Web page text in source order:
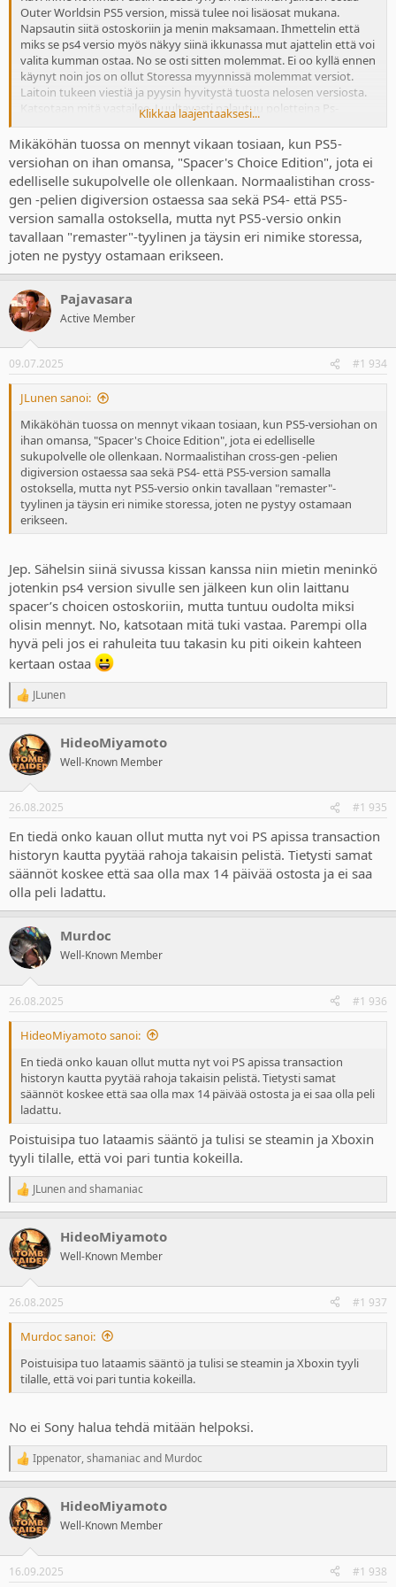
Outer Worldsin PS5 version, missä tulee noi lisäosat mukana.
Napsautin siitä ostoskoriin ja menin maksamaan. Ihmettelin että
miks se ps4 versio myös näkyy siinä ikkunassa mut ajattelin että voi
valita kumman ostaa. No se osti sitten molemmat. Ei oo kyllä ennen
käynyt noin jos on ollut Storessa myynnissä molemmat versiot.
Laitoin tukeen viestiä ja pyysin hyvitystä tuosta nelosen versiosta.
Katsotaan mitä vastailee. Luultavasti palautuu poletteina Ps-
lompakkoon jos palautuu, mutta onpahan sitten säästössä siellä
seuraavaa ostoa varten. Periaatteessa luulis onnistuvan kun en
ladannut kun sen vitosen version. Täytyy olla tarkkaavaisempi
jatkossa mitä nappeja painelee.
Klikkaa laajentaaksesi...
Mikäköhän tuossa on mennyt vikaan tosiaan, kun PS5-
versiohan on ihan omansa, "Spacer's Choice Edition", jota ei
edelliselle sukupolvelle ole ollenkaan. Normaalistihan cross-
gen -pelien digiversion ostaessa saa sekä PS4- että PS5-
version samalla ostoksella, mutta nyt PS5-versio onkin
tavallaan "remaster"-tyylinen ja täysin eri nimike storessa,
joten ne pystyy ostamaan erikseen.
Pajavasara
Active Member
09.07.2025 #1 934
JLunen sanoi:
Mikäköhän tuossa on mennyt vikaan tosiaan, kun PS5-versiohan on
ihan omansa, "Spacer's Choice Edition", jota ei edelliselle
sukupolvelle ole ollenkaan. Normaalistihan cross-gen -pelien
digiversion ostaessa saa sekä PS4- että PS5-version samalla
ostoksella, mutta nyt PS5-versio onkin tavallaan "remaster"-
tyylinen ja täysin eri nimike storessa, joten ne pystyy ostamaan
erikseen.
Jep. Sähelsin siinä sivussa kissan kanssa niin mietin meninkö
jotenkin ps4 version sivulle sen jälkeen kun olin laittanu
spacer’s choicen ostoskoriin, mutta tuntuu oudolta miksi
olisin mennyt. No, katsotaan mitä tuki vastaa. Parempi olla
hyvä peli jos ei rahuleita tuu takasin ku piti oikein kahteen
kertaan ostaa
R
e
c
t
i
s
JLunen
HideoMiyamoto
Well-Known Member
26.08.2025 #1 935
En tiedä onko kauan ollut mutta nyt voi PS apissa transaction
historyn kautta pyytää rahoja takaisin pelistä. Tietysti samat
säännöt koskee että saa olla max 14 päivää ostosta ja ei saa
olla peli ladattu.
Murdoc
Well-Known Member
26.08.2025 #1 936
HideoMiyamoto sanoi:
En tiedä onko kauan ollut mutta nyt voi PS apissa transaction
historyn kautta pyytää rahoja takaisin pelistä. Tietysti samat
säännöt koskee että saa olla max 14 päivää ostosta ja ei saa olla peli
ladattu.
Poistuisipa tuo lataamis sääntö ja tulisi se steamin ja Xboxin
tyyli tilalle, että voi pari tuntia kokeilla.
R
e
c
t
i
s
:
JLunenandshamaniac
HideoMiyamoto
Well-Known Member
26.08.2025 #1 937
Murdoc sanoi:
Poistuisipa tuo lataamis sääntö ja tulisi se steamin ja Xboxin tyyli
tilalle, että voi pari tuntia kokeilla.
No ei Sony halua tehdä mitään helpoksi.
R
e
c
t
i
s
Ippenator, shamaniacand Murdoc
HideoMiyamoto
Well-Known Member
16.09.2025 #1 938